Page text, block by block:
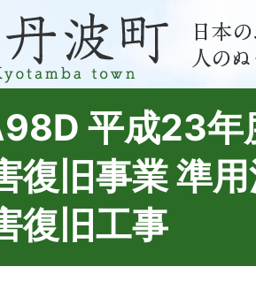
平成23年
復旧事業 準
復旧工事